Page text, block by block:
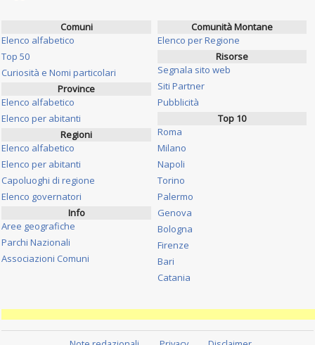
Comuni
Elenco alfabetico
Top 50
Curiosità e Nomi particolari
Province
Elenco alfabetico
Elenco per abitanti
Regioni
Elenco alfabetico
Elenco per abitanti
Capoluoghi di regione
Elenco governatori
Info
Aree geografiche
Parchi Nazionali
Associazioni Comuni
Comunità Montane
Elenco per Regione
Risorse
Segnala sito web
Siti Partner
Pubblicità
Top 10
Roma
Milano
Napoli
Torino
Palermo
Genova
Bologna
Firenze
Bari
Catania